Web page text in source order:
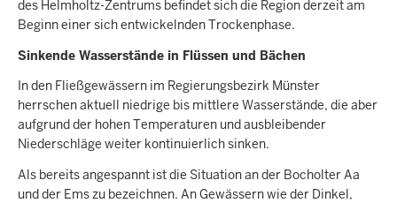
des Helmholtz-Zentrums befindet sich die Region derzeit am
Beginn einer sich entwickelnden Trockenphase.
Sinkende Wasserstände in Flüssen und Bächen
In den Fließgewässern im Regierungsbezirk Münster
herrschen aktuell niedrige bis mittlere Wasserstände, die aber
aufgrund der hohen Temperaturen und ausbleibender
Niederschläge weiter kontinuierlich sinken.
Als bereits angespannt ist die Situation an der Bocholter Aa
und der Ems zu bezeichnen. An Gewässern wie der Dinkel,